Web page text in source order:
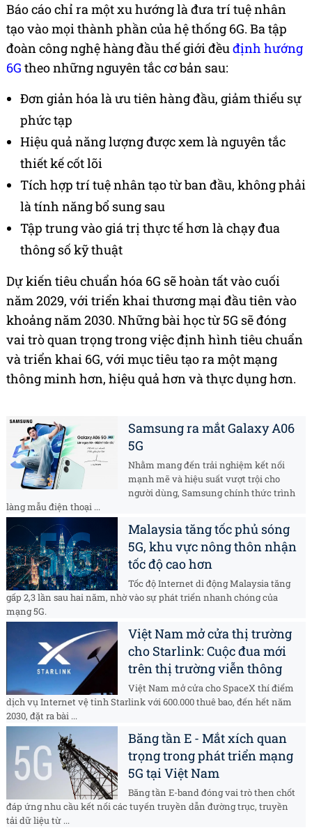
Báo cáo chỉ ra một xu hướng là đưa trí tuệ nhân
tạo vào mọi thành phần của hệ thống 6G. Ba tập
đoàn công nghệ hàng đầu thế giới đềuđịnh hướng
6G theo những nguyên tắc cơ bản sau:
Đơn giản hóa là ưu tiên hàng đầu, giảm thiểu sự
phức tạp
Hiệu quả năng lượng được xem là nguyên tắc
thiết kế cốt lõi
Tích hợp trí tuệ nhân tạo từ ban đầu, không phải
là tính năng bổ sung sau
Tập trung vào giá trị thực tế hơn là chạy đua
thông số kỹ thuật
Dự kiến tiêu chuẩn hóa 6G sẽ hoàn tất vào cuối
năm 2029, với triển khai thương mại đầu tiên vào
khoảng năm 2030. Những bài học từ 5G sẽ đóng
vai trò quan trọng trong việc định hình tiêu chuẩn
và triển khai 6G, với mục tiêu tạo ra một mạng
thông minh hơn, hiệu quả hơn và thực dụng hơn.
Samsung ra mắt Galaxy A06
5G
Nhằm mang đến trải nghiệm kết nối
mạnh mẽ và hiệu suất vượt trội cho
người dùng, Samsung chính thức trình
làng mẫu điện thoại ...
Malaysia tăng tốc phủ sóng
5G, khu vực nông thôn nhận
tốc độ cao hơn
Tốc độ Internet di động Malaysia tăng
gấp 2,3 lần sau hai năm, nhờ vào sự phát triển nhanh chóng của
mạng 5G.
Việt Nam mở cửa thị trường
cho Starlink: Cuộc đua mới
trên thị trường viễn thông
Việt Nam mở cửa cho SpaceX thí điểm
dịch vụ Internet vệ tinh Starlink với 600.000 thuê bao, đến hết năm
2030, đặt ra bài ...
Băng tần E - Mắt xích quan
trọng trong phát triển mạng
5G tại Việt Nam
Băng tần E-band đóng vai trò then chốt
đáp ứng nhu cầu kết nối các tuyến truyền dẫn đường trục, truyền
tải dữ liệu từ ...